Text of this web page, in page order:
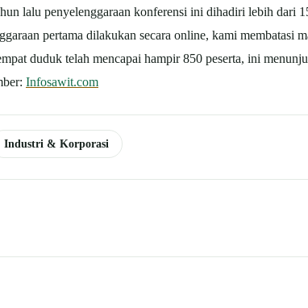
lalu penyelenggaraan konferensi ini dihadiri lebih dari
pertama dilakukan secara online, kami membatasi
duduk telah mencapai hampir 850 peserta, ini
Infosawit.com
Industri & Korporasi